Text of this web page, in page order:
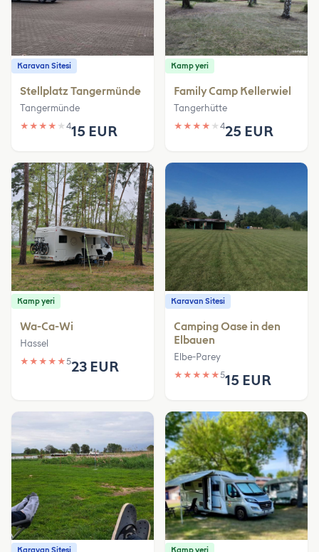
Karavan Sitesi
Stellplatz Tangermünde
Tangermünde
★ ★ ★ ★ ★ 415 EUR
Kamp yeri
Family Camp Kellerwiel
Tangerhütte
★ ★ ★ ★ ★ 425 EUR
Kamp yeri
Wa-Ca-Wi
Hassel
★ ★ ★ ★ ★523 EUR
Karavan Sitesi
Camping Oase in den
Elbauen
Elbe-Parey
★ ★ ★ ★ ★515 EUR
Karavan Sitesi Kamp yeri